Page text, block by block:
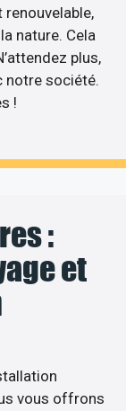
renouvelable,
nature. Cela
plus,
notre société.
!
:
et
vous offrons